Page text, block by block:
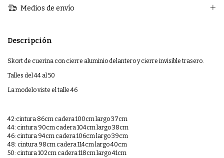
Medios de envío
Descripción
Skort de cuerina con cierre aluminio delantero y cierre invisible trasero.
Talles del 44 al 50
La modelo viste el talle 46
42:cintura 86cm cadera 100cm largo 37cm
44: cintura 90cm cadera 104cm largo 38cm
46: cintura 94cm cadera 106cm largo 39cm
48: cintura 98cm cadera 114cm largo 40cm
50: cintura 102cm cadera 118cm largo 41cm